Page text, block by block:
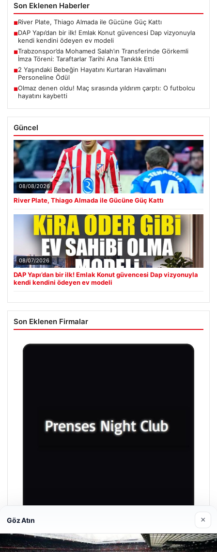
Son Eklenen Haberler
■River Plate, Thiago Almada ile Gücüne Güç Kattı
■DAP Yapı’dan bir ilk! Emlak Konut güvencesi Dap vizyonuyla
kendi kendini ödeyen ev modeli
■Trabzonspor’da Mohamed Salah’ın Transferinde Görkemli
İmza Töreni: Taraftarlar Tarihi Ana Tanıklık Etti
■2 Yaşındaki Bebeğin Hayatını Kurtaran Havalimanı
Personeline Ödül
■Olmaz denen oldu! Maç sırasında yıldırım çarptı: O futbolcu
hayatını kaybetti
Güncel
08/08/2026
River Plate, Thiago Almada ile Gücüne Güç Kattı
08/07/2026
DAP Yapı’dan bir ilk! Emlak Konut güvencesi Dap vizyonuyla
kendi kendini ödeyen ev modeli
Son Eklenen Firmalar
Prenses Night Club
04/29/2026
Göz Atın ×